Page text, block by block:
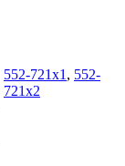
552-721x1 , 552-
721x2